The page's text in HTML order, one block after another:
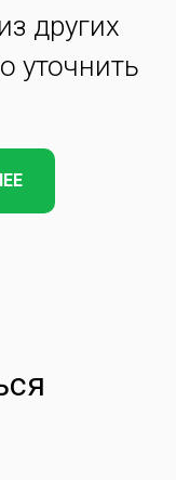
других
уточнить